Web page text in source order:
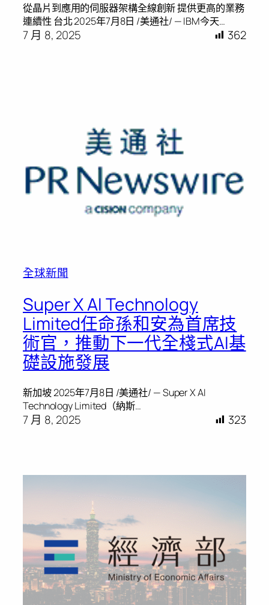
從晶片到應用的伺服器架構全線創新 提供更高的業務
連續性 台北 2025年7月8日 /美通社/ — IBM今天…
7 月 8, 2025 362
全球新聞
Super X AI Technology
Limited任命孫和安為首席技
術官，推動下一代全棧式AI基
礎設施發展
新加坡 2025年7月8日 /美通社/ — Super X AI
Technology Limited（納斯…
7 月 8, 2025 323